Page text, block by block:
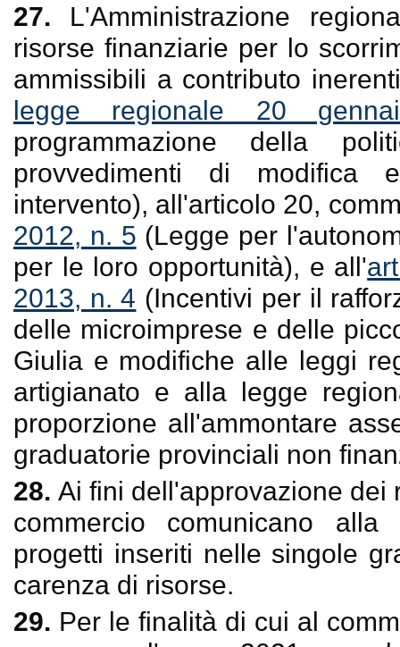
27. L'Amministrazione
risorse finanziarie per lo
ammissibili a contributo
legge regionale 20
programmazione della
provvedimenti di modifica
intervento), all'articolo 20,
2012, n. 5 (Legge per
per le loro opportunità), e all'
2013, n. 4 (Incentivi per il
delle microimprese e delle
Giulia e modifiche alle leggi
artigianato e alla legge
proporzione all'ammontare
graduatorie provinciali non
28. Ai fini dell'approvazione dei
commercio comunicano
progetti inseriti nelle singole
carenza di risorse.
29. Per le finalità di cui al